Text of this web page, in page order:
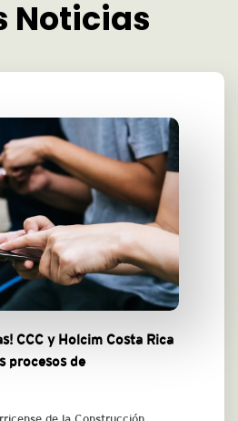
Noticias
CCC y Holcim Costa Rica
procesos de